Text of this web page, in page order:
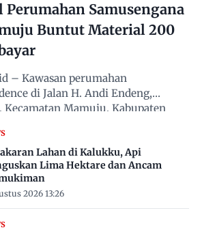
Perumahan Samusengana
Buntut Material 200
– Kawasan perumahan
di Jalan H. Andi Endeng,
Kecamatan Mamuju, Kabupaten
Lahan di Kalukku, Api
Lima Hektare dan Ancam
2026 13:26